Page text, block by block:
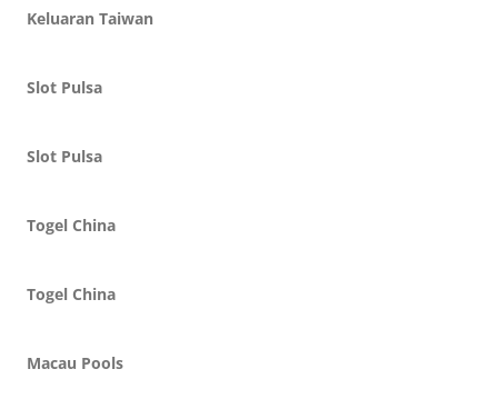
Keluaran Taiwan
Slot Pulsa
Slot Pulsa
Togel China
Togel China
Macau Pools